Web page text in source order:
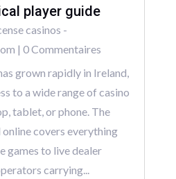
player guide
casinos -
| 0 Commentaires
grown rapidly in Ireland,
to a wide range of casino
tablet, or phone. The
covers everything
games to live dealer
carrying...